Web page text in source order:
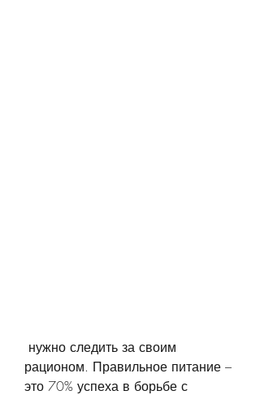
рационом. Правильное питание –
это 70% успеха в борьбе с